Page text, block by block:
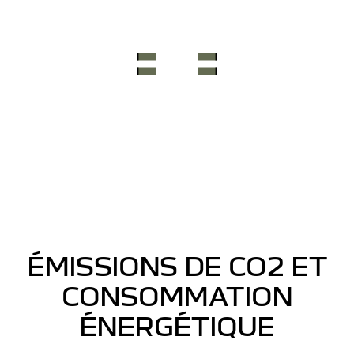
ÉMISSIONS DE CO2 ET
CONSOMMATION
ÉNERGÉTIQUE